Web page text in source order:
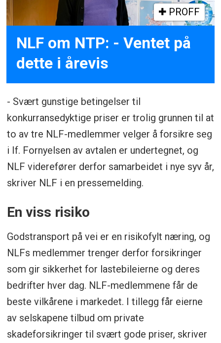
PROFF
NLF om NTP: - Ventet på
dette i årevis
- Svært gunstige betingelser til
konkurransedyktige priser er trolig grunnen til at
to av tre NLF-medlemmer velger å forsikre seg
i If. Fornyelsen av avtalen er undertegnet, og
NLF viderefører derfor samarbeidet i nye syv år,
skriver NLF i en pressemelding.
En viss risiko
Godstransport på vei er en risikofylt næring, og
NLFs medlemmer trenger derfor forsikringer
som gir sikkerhet for lastebileierne og deres
bedrifter hver dag. NLF-medlemmene får de
beste vilkårene i markedet. I tillegg får eierne
av selskapene tilbud om private
skadeforsikringer til svært gode priser, skriver